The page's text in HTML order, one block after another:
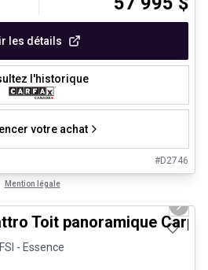
les détails
l'historique
votre achat
#D2746
Mention légale
Next
Toit panoramique
- Essence